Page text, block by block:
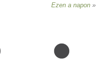
Ezen a napon